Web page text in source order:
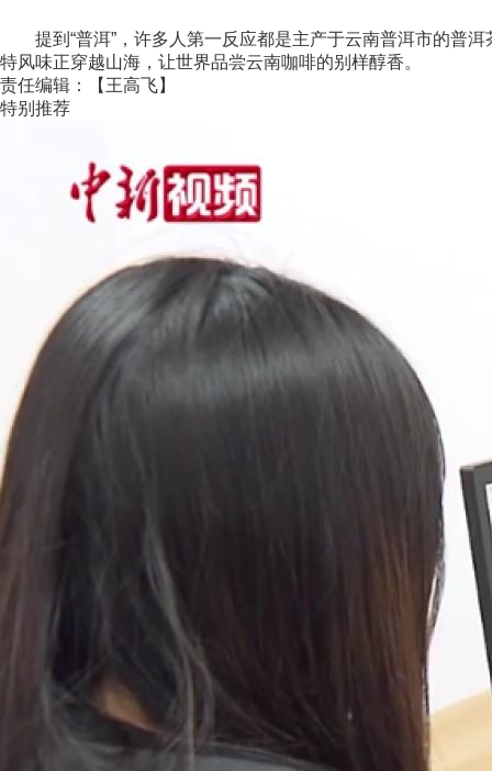
提到“普洱”，许多人第一反应都是主产于云南普洱市的普洱
特风味正穿越山海，让世界品尝云南咖啡的别样醇香。
责任编辑：【王高飞】
特别推荐